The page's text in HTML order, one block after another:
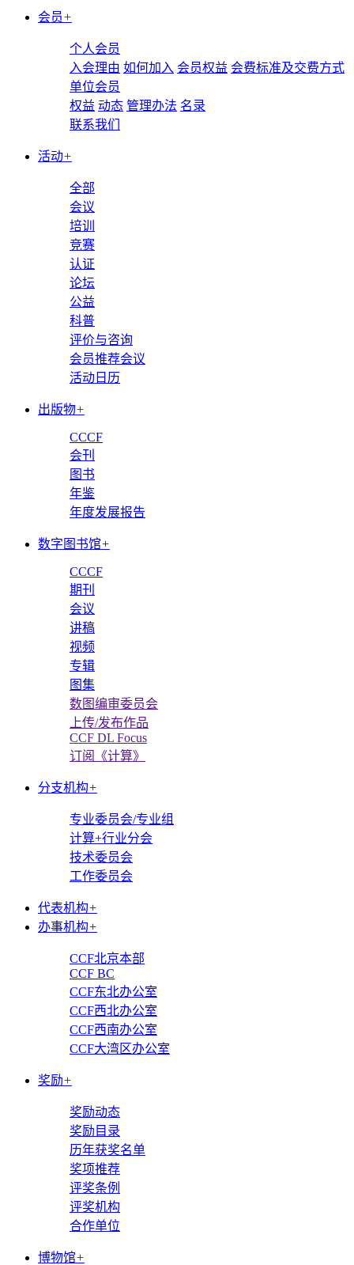
会员+
个人会员
入会理由 如何加入 会员权益 会费标准及交费方式
单位会员
权益 动态 管理办法 名录
联系我们
活动+
全部
会议
培训
竞赛
认证
论坛
公益
科普
评价与咨询
会员推荐会议
活动日历
出版物+
CCCF
会刊
图书
年鉴
年度发展报告
数字图书馆+
CCCF
期刊
会议
讲稿
视频
专辑
图集
数图编审委员会
上传/发布作品
CCF DL Focus
订阅《计算》
分支机构+
专业委员会/专业组
计算+行业分会
技术委员会
工作委员会
代表机构+
办事机构+
CCF北京本部
CCF BC
CCF东北办公室
CCF西北办公室
CCF西南办公室
CCF大湾区办公室
奖励+
奖励动态
奖励目录
历年获奖名单
奖项推荐
评奖条例
评奖机构
合作单位
博物馆+